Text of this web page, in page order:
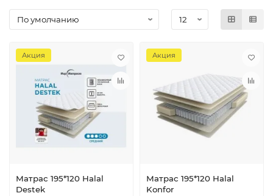
Акция
Матрас 195*120 Halal
Destek
Акция
Матрас 195*120 Halal
Konfor